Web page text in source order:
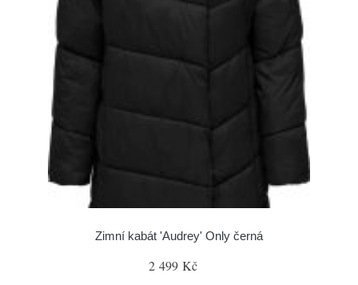
Zimní kabát 'Audrey' Only černá
2 499 Kč